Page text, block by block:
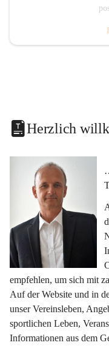
Herzlich
empfehlen, um sich mit
Auf der Website und in
unser Vereinsleben,
sportlichen Leben,
Informationen aus dem